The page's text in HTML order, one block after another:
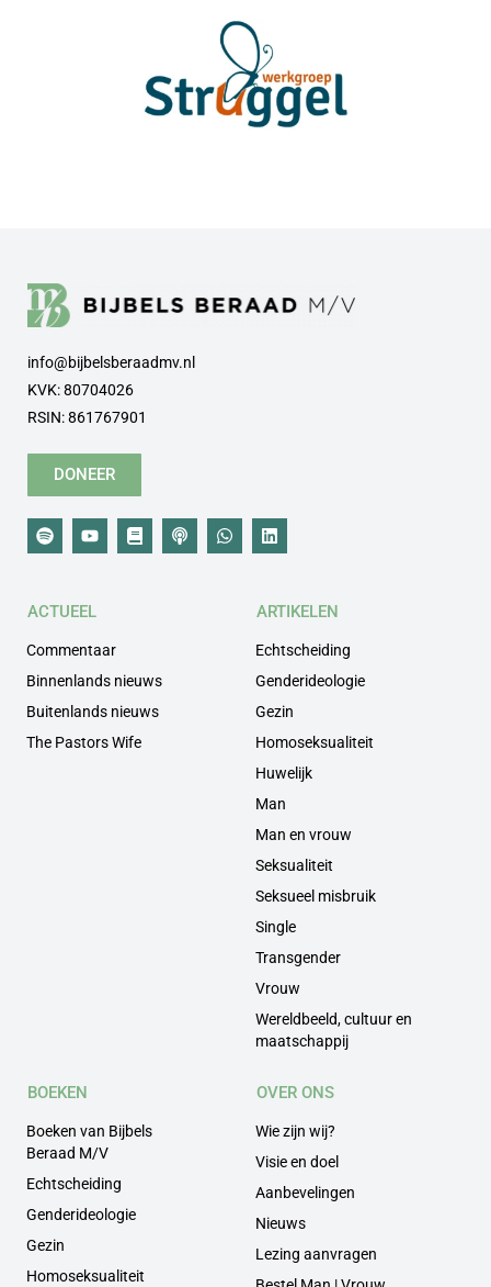
info@bijbelsberaadmv.nl
KVK: 80704026
RSIN: 861767901
DONEER
ACTUEEL
Commentaar
Binnenlands nieuws
Buitenlands nieuws
The Pastors Wife
ARTIKELEN
Echtscheiding
Genderideologie
Gezin
Homoseksualiteit
Huwelijk
Man
Man en vrouw
Seksualiteit
Seksueel misbruik
Single
Transgender
Vrouw
Wereldbeeld, cultuur en
maatschappij
BOEKEN
Boeken van Bijbels
Beraad M/V
Echtscheiding
Genderideologie
Gezin
Homoseksualiteit
OVER ONS
Wie zijn wij?
Visie en doel
Aanbevelingen
Nieuws
Lezing aanvragen